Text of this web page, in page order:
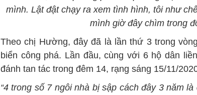
mình. Lật đật chạy ra xem tình hình, tôi như
mình giờ đây chìm trong
Theo chị Hường, đây đã là lần thứ 3 trong
biển công phá. Lần đầu, cùng với 6 hộ dân
đánh tan tác trong đêm 14, rạng sáng 15/11/
“4 trong số 7 ngôi nhà bị sập cách đây 3 năm